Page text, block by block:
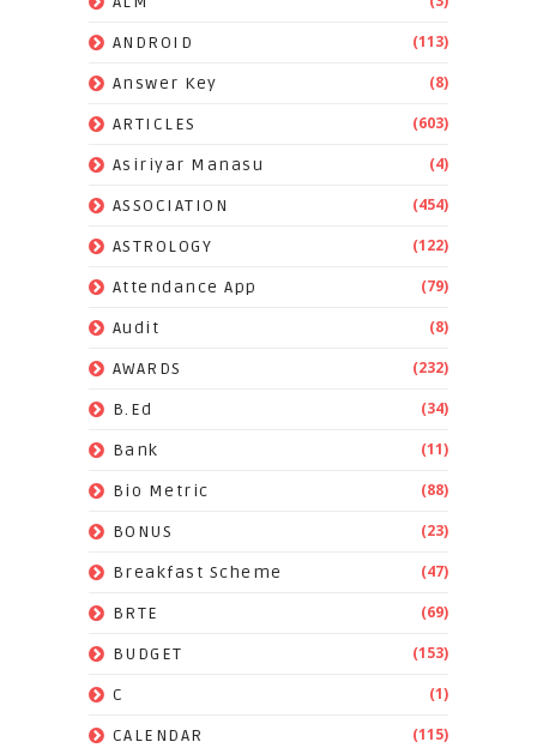
ANDROID (113)
Answer Key (8)
ARTICLES (603)
Asiriyar Manasu (4)
ASSOCIATION (454)
ASTROLOGY (122)
Attendance App (79)
Audit (8)
AWARDS (232)
B.Ed (34)
Bank (11)
Bio Metric (88)
BONUS (23)
Breakfast Scheme (47)
BRTE (69)
BUDGET (153)
C (1)
CALENDAR (115)